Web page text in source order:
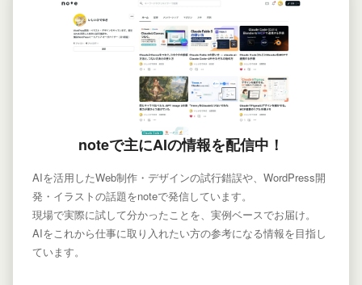
noteで主にAIの情報を配信中！
AIを活用したWeb制作・デザインの試行錯誤や、WordPress開
発・イラストの話題をnoteで発信しています。
現場で実際に試して分かったことを、実例ベースでお届け。
AIをこれから仕事に取り入れたい方の参考になる情報を目指し
ています。